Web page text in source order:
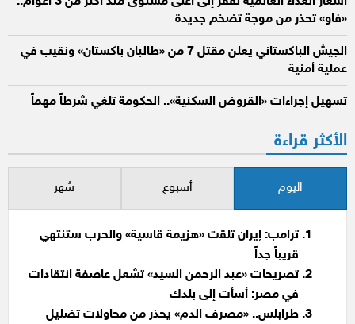
«فاو» تحذر من موجة تضخم جديدة
الجيش الباكستاني يعلن مقتل 7 من «طالبان باكستان» ونقيب في
عملية أمنية
تسهيل إجراءات «القروض السكنية».. الحكومة تلغي شرطاً مهماً
الأكثر قراءة
اليوم أسبوع شهر
ترامب: إيران تلقت «هزيمة قاسية» والحرب ستنتهي
قريباً جداً
تصريحات «عبد الرحمن السيد» تشعل عاصفة انتقادات
في مصر: أسأت إلى بلدك
طرابلس.. «مصرف الدم» يحذر من محاولات تضليل